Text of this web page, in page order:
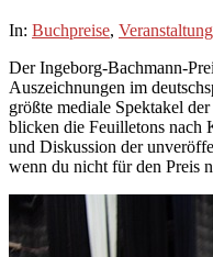
2026-
11
In: Buchpreise,
Der Ingeborg-Bachmann-
Auszeichnungen im
größte mediale Spektakel
blicken die Feuilletons nach
und Diskussion der
wenn du nicht für den Preis